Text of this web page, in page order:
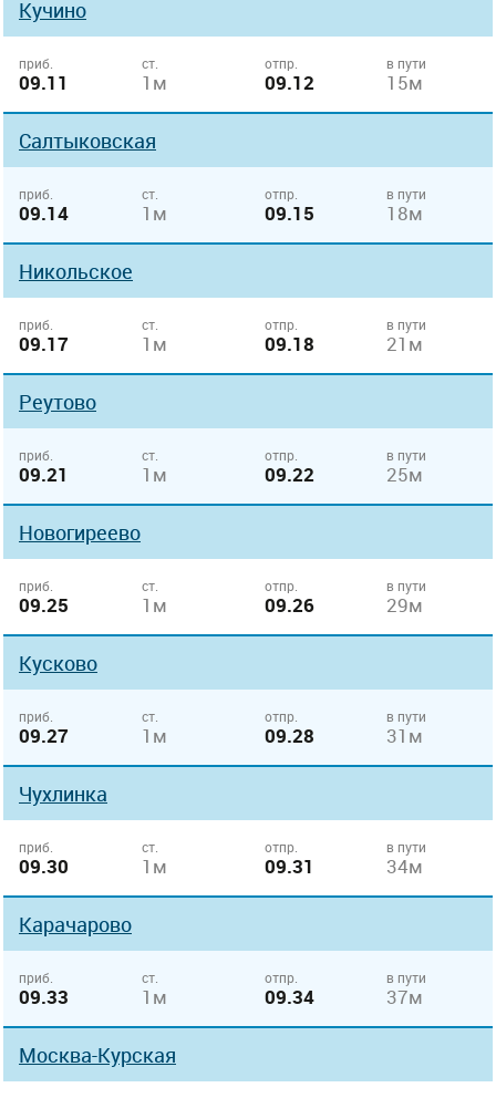
Кучино
приб.
09.11
ст.
1м
отпр.
09.12
в пути
15м
Салтыковская
приб.
09.14
ст.
1м
отпр.
09.15
в пути
18м
Никольское
приб.
09.17
ст.
1м
отпр.
09.18
в пути
21м
Реутово
приб.
09.21
ст.
1м
отпр.
09.22
в пути
25м
Новогиреево
приб.
09.25
ст.
1м
отпр.
09.26
в пути
29м
Кусково
приб.
09.27
ст.
1м
отпр.
09.28
в пути
31м
Чухлинка
приб.
09.30
ст.
1м
отпр.
09.31
в пути
34м
Карачарово
приб.
09.33
ст.
1м
отпр.
09.34
в пути
37м
Москва-Курская